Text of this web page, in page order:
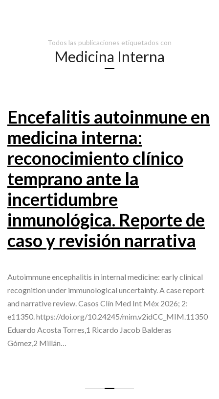
Todos las publicaciones etiquetados con
Medicina Interna
Encefalitis autoinmune en
medicina interna:
reconocimiento clínico
temprano ante la
incertidumbre
inmunológica. Reporte de
caso y revisión narrativa
Autoimmune encephalitis in internal medicine: early clinical
recognition under immunological uncertainty. A case report
and narrative review. Casos Clín Med Int Méx 2026; 2:
e11350. https://doi.org/10.24245/mim.v2idCC_MIM.11350
Eduardo Acosta Torres,1 Ricardo Jacob Balderas
Gómez,2 Millán…